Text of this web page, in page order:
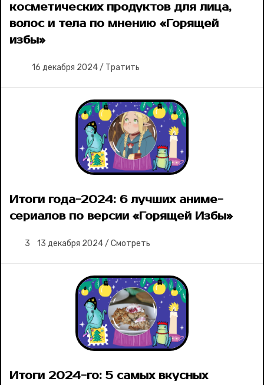
косметических продуктов для лица,
волос и тела по мнению «Горящей
избы»
16 декабря 2024/ Тратить
Итоги года-2024: 6 лучших аниме-
сериалов по версии «Горящей Избы»
3 13 декабря 2024/ Смотреть
Итоги 2024-го: 5 самых вкусных